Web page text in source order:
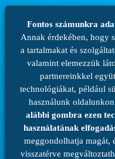
menü
Fontos számunkra
Annak érdekében, hogy
a tartalmakat és
valamint elemezzük
partnereinkkel
technológiákat, például
használunk
alábbi gombra ezen
használatának
meggondolhatja magát,
visszatérve